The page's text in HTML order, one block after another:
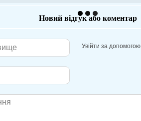
Новий відгук або коментар
Увійти за допомогою